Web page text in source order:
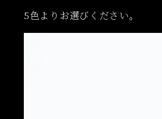
5色よりお選びください。